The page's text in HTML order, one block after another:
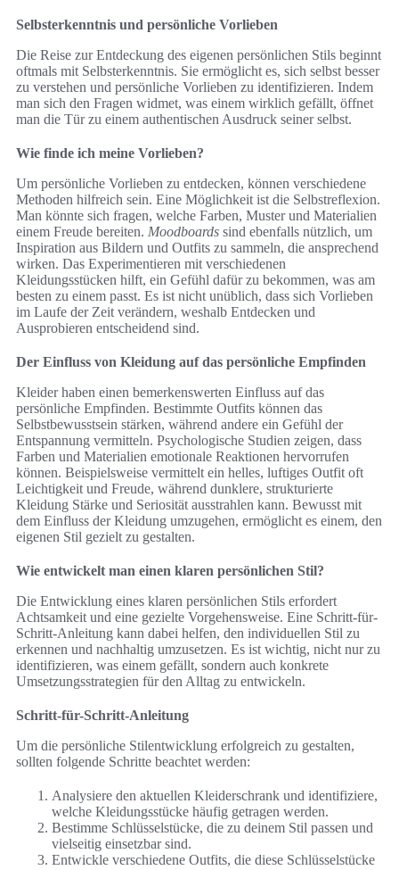
Selbsterkenntnis und persönliche Vorlieben
Die Reise zur Entdeckung des eigenen persönlichen Stils beginnt
oftmals mit Selbsterkenntnis. Sie ermöglicht es, sich selbst besser
zu verstehen und persönliche Vorlieben zu identifizieren. Indem
man sich den Fragen widmet, was einem wirklich gefällt, öffnet
man die Tür zu einem authentischen Ausdruck seiner selbst.
Wie finde ich meine Vorlieben?
Um persönliche Vorlieben zu entdecken, können verschiedene
Methoden hilfreich sein. Eine Möglichkeit ist die Selbstreflexion.
Man könnte sich fragen, welche Farben, Muster und Materialien
einem Freude bereiten. Moodboards sind ebenfalls nützlich, um
Inspiration aus Bildern und Outfits zu sammeln, die ansprechend
wirken. Das Experimentieren mit verschiedenen
Kleidungsstücken hilft, ein Gefühl dafür zu bekommen, was am
besten zu einem passt. Es ist nicht unüblich, dass sich Vorlieben
im Laufe der Zeit verändern, weshalb Entdecken und
Ausprobieren entscheidend sind.
Der Einfluss von Kleidung auf das persönliche Empfinden
Kleider haben einen bemerkenswerten Einfluss auf das
persönliche Empfinden. Bestimmte Outfits können das
Selbstbewusstsein stärken, während andere ein Gefühl der
Entspannung vermitteln. Psychologische Studien zeigen, dass
Farben und Materialien emotionale Reaktionen hervorrufen
können. Beispielsweise vermittelt ein helles, luftiges Outfit oft
Leichtigkeit und Freude, während dunklere, strukturierte
Kleidung Stärke und Seriosität ausstrahlen kann. Bewusst mit
dem Einfluss der Kleidung umzugehen, ermöglicht es einem, den
eigenen Stil gezielt zu gestalten.
Wie entwickelt man einen klaren persönlichen Stil?
Die Entwicklung eines klaren persönlichen Stils erfordert
Achtsamkeit und eine gezielte Vorgehensweise. Eine Schritt-für-
Schritt-Anleitung kann dabei helfen, den individuellen Stil zu
erkennen und nachhaltig umzusetzen. Es ist wichtig, nicht nur zu
identifizieren, was einem gefällt, sondern auch konkrete
Umsetzungsstrategien für den Alltag zu entwickeln.
Schritt-für-Schritt-Anleitung
Um die persönliche Stilentwicklung erfolgreich zu gestalten,
sollten folgende Schritte beachtet werden:
Analysiere den aktuellen Kleiderschrank und identifiziere,
welche Kleidungsstücke häufig getragen werden.
Bestimme Schlüsselstücke, die zu deinem Stil passen und
vielseitig einsetzbar sind.
Entwickle verschiedene Outfits, die diese Schlüsselstücke